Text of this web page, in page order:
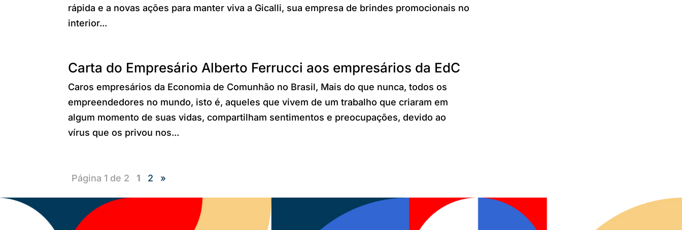
rápida e a novas ações para manter viva a Gicalli, sua empresa de brindes promocionais no
interior...
Carta do Empresário Alberto Ferrucci aos empresários da EdC
Caros empresários da Economia de Comunhão no Brasil, Mais do que nunca, todos os
empreendedores no mundo, isto é, aqueles que vivem de um trabalho que criaram em
algum momento de suas vidas, compartilham sentimentos e preocupações, devido ao
vírus que os privou nos...
Página 1 de 2 1 2 »